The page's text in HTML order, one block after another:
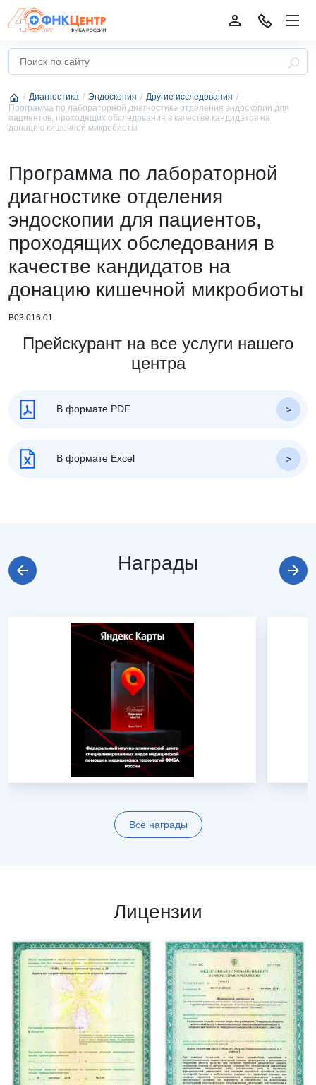
Диагностика Эндоскопия
Другие исследования
Программа по лабораторной диагностике отделения эндоскопии для
пациентов, проходящих обследования в качестве кандидатов на
донацию кишечной микробиоты
Программа по лабораторной
диагностике отделения
эндоскопии для пациентов,
проходящих обследования в
качестве кандидатов на
донацию кишечной микробиоты
В03.016.01
Прейскурант на все услуги нашего
центра
В формате PDF
В формате Excel
Награды
Все награды
Лицензии